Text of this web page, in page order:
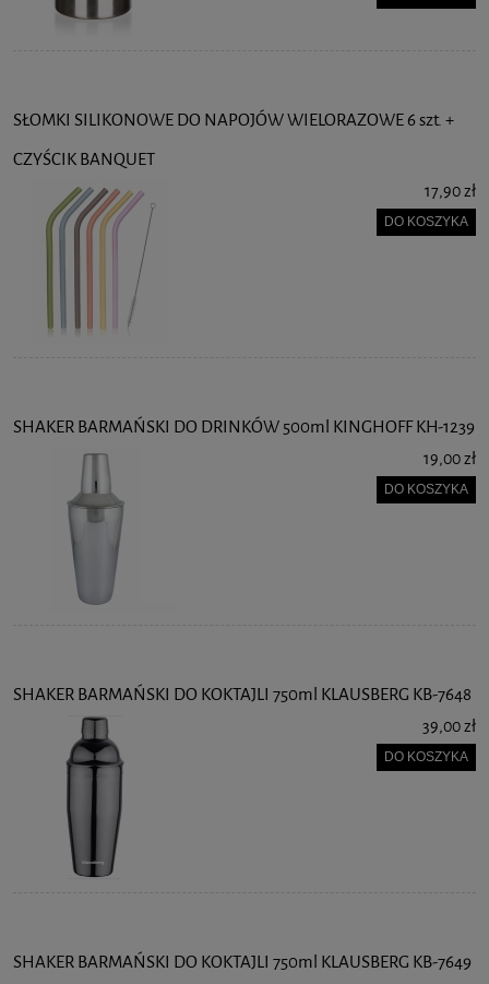
SŁOMKI SILIKONOWE DO NAPOJÓW WIELORAZOWE 6 szt. +
CZYŚCIK BANQUET
17,90 zł
DO KOSZYKA
SHAKER BARMAŃSKI DO DRINKÓW 500ml KINGHOFF KH-1239
19,00 zł
DO KOSZYKA
SHAKER BARMAŃSKI DO KOKTAJLI 750ml KLAUSBERG KB-7648
39,00 zł
DO KOSZYKA
SHAKER BARMAŃSKI DO KOKTAJLI 750ml KLAUSBERG KB-7649